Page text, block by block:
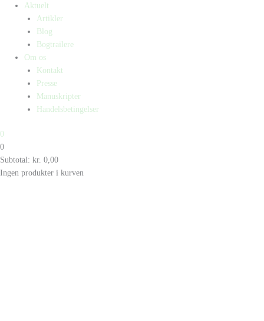
Aktuelt
Artikler
Blog
Bogtrailere
Om os
Kontakt
Presse
Manuskripter
Handelsbetingelser
0
0
Subtotal: kr. 0,00
Ingen produkter i kurven